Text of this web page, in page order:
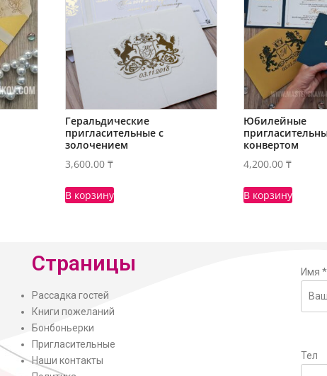
Геральдические
пригласительные с
золочением
3,600.00 ₸
В корзину
Юбилейные
конвертом
4,200.00 ₸
В корзину
Страницы
Рассадка гостей
Книги пожеланий
Бонбоньерки
Пригласительные
Наши контакты
Имя *
Тел